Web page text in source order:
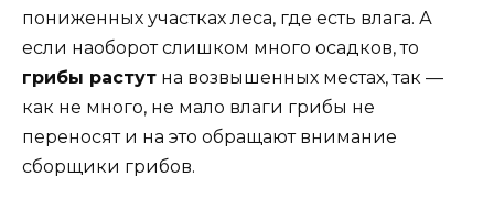
пониженных участках леса, где есть влага. А
если наоборот слишком много осадков, то
грибы растут на возвышенных местах, так —
как не много, не мало влаги грибы не
переносят и на это обращают внимание
сборщики грибов.